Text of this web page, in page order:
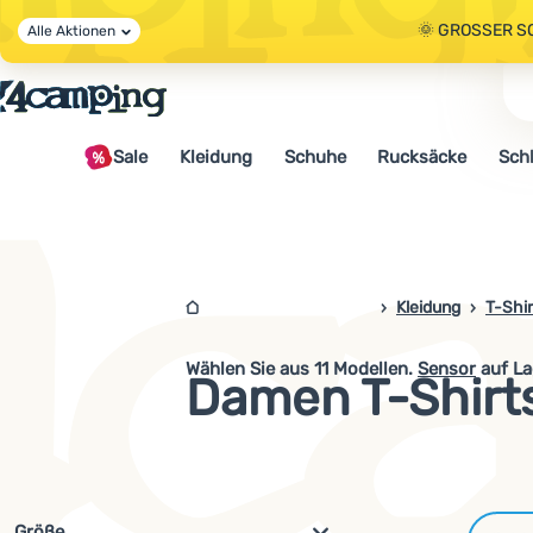
🌞 GROSSER
🤫 - 10 % AUF
🌞 GROSSER
Alle Aktionen
Sale Kleidung Schuhe Rucksäcke
4camping.at
Kleidung T-
Damen T-
Wählen Sie aus 11 Modellen. Sensorauf